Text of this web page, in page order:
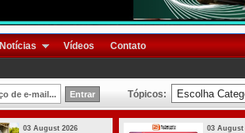
Notícias Vídeos Contato
Tópicos:
03 August 2026 03 August 2026